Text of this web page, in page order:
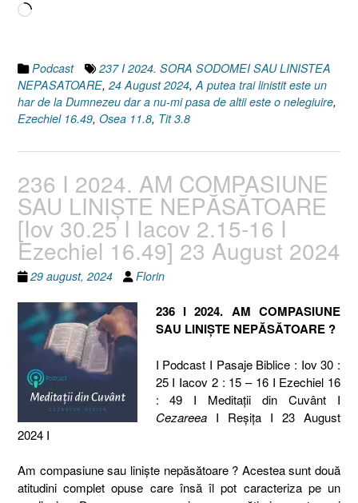
Încarc...
Podcast
237 I 2024. SORA SODOMEI SAU LINISTEA
NEPASATOARE, 24 August 2024, A putea trai linistit este un
har de la Dumnezeu dar a nu-mi pasa de altii este o nelegiuire,
Ezechiel 16.49, Osea 11.8, Tit 3.8
236 I 2024. AM COMPASIUNE
SAU LINIȘTE NEPĂSĂTOARE
[Iov 30.25 I Iacov 2.15-16 I
Ezechiel 16.49] 23 August 2024
29 august, 2024 Florin
236 I 2024. AM COMPASIUNE
SAU LINIȘTE NEPĂSĂTOARE ?
I Podcast I Pasaje Biblice : Iov 30 :
25 I Iacov 2 : 15 – 16 I Ezechiel 16
: 49 I Meditaţii din Cuvânt I
CezareeaI Reşiţa I 23 August
2024 I
Am compasiune sau liniște nepăsătoare ? Acestea sunt două
atitudini complet opuse care însă îl pot caracteriza pe un